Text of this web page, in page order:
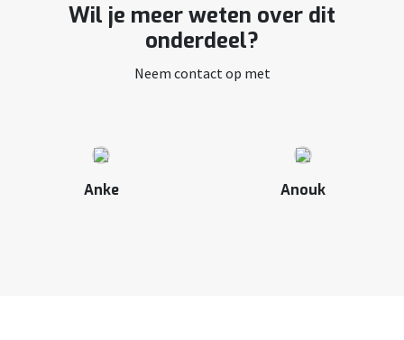
Wil je meer weten over dit
onderdeel?
Neem contact op met
Anke Anouk